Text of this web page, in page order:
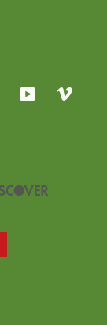
Tumblr YouTube